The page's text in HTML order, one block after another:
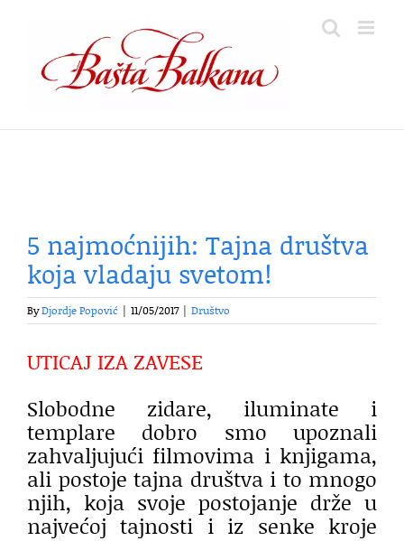
content
5 najmoćnijih: Tajna društva
koja vladaju svetom!
ByDjordje Popović 11/05/2017 Društvo
UTICAJ IZA ZAVESE
Slobodne zidare, iluminate i
templare dobro smo upoznali
zahvaljujući filmovima i knjigama,
ali postoje tajna društva i to mnogo
njih, koja svoje postojanje drže u
najvećoj tajnosti i iz senke kroje